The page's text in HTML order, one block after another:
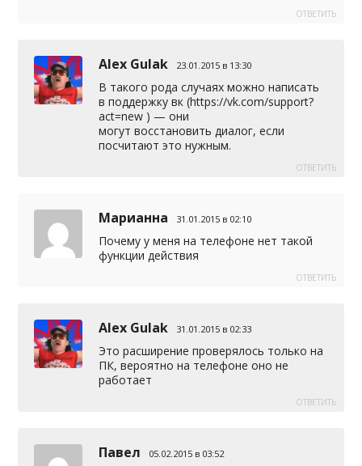
ОТВЕТИТЬ
Alex Gulak 23.01.2015 в 13:30
В такого рода случаях можно написать
в поддержку вк (https://vk.com/support?
act=new ) — они
могут восстановить диалог, если
посчитают это нужным.
ОТВЕТИТЬ
Марианна 31.01.2015 в 02:10
Почему у меня на телефоне нет такой
функции действия
ОТВЕТИТЬ
Alex Gulak 31.01.2015 в 02:33
Это расширение проверялось только на
ПК, вероятно на телефоне оно не
работает
ОТВЕТИТЬ
Павел 05.02.2015 в 03:52